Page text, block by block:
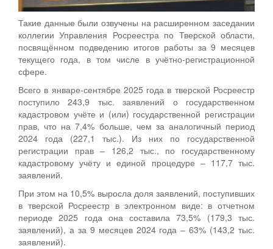
Такие данные были озвучены на расширенном заседании
коллегии Управления Росреестра по Тверской области,
посвящённом подведению итогов работы за 9 месяцев
текущего года, в том числе в учётно-регистрационной
сфере.
Всего в январе-сентябре 2025 года в тверской Росреестр
поступило 243,9 тыс. заявлений о государственном
кадастровом учёте и (или) государственной регистрации
прав, что на 7,4% больше, чем за аналогичный период
2024 года (227,1 тыс.). Из них по государственной
регистрации прав – 126,2 тыс., по государственному
кадастровому учёту и единой процедуре – 117,7 тыс.
заявлений.
При этом на 10,5% выросла доля заявлений, поступивших
в тверской Росреестр в электронном виде: в отчетном
периоде 2025 года она составила 73,5% (179,3 тыс.
заявлений), а за 9 месяцев 2024 года – 63% (143,2 тыс.
заявлений).